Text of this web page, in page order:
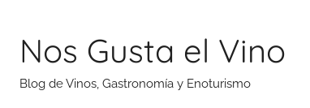
contenido
Nos Gusta el Vino
Blog de Vinos, Gastronomía y Enoturismo